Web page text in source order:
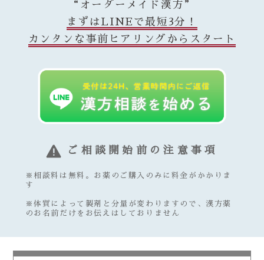
“オーダーメイド漢方”
まずはLINEで最短3分！
カンタンな事前ヒアリングからスタート
ご相談開始前の注意事項
※相談料は無料。お薬のご購入のみに料金がかかりま
す
※体質によって製剤と分量が変わりますので、漢方薬
のお名前だけをお伝えはしておりません